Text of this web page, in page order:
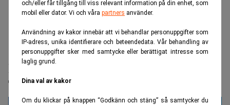
och/eller får tillgång till viss relevant information på din enhet, som
mobil eller dator. Vi och våra partners använder.
Användning av kakor innebär att vi behandlar personuppgifter som
IP-adress, unika identifierare och beteendedata. Vår behandling av
personuppgifter sker med samtycke eller berättigat intresse som
laglig grund.
Dina val av kakor
Om du klickar på knappen “Godkänn och stäng” så samtycker du
Realtid.se Börs & finans
Reportrar stäms – skrev om brister på
Trumps lyxplan